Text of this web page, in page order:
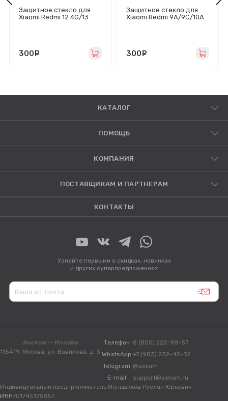
Защитное стекло для
Xiaomi Redmi 12 4G/13
300
Защитное стекло для
Xiaomi Redmi 9A/9C/10A
300
КАТАЛОГ
ПОМОЩЬ
КОМПАНИЯ
ПОСТАВЩИКАМ И ПАРТНЕРАМ
КОНТАКТЫ
Узнайте первыми о скидках, новинках
и других суперпредложениях
Аксеум — Москва
115419, Москва, ул. Вавилова, д. 3
Телефон 8 (800) 222-98-57
WhatsApp +7 (983) 232-42-32
Telegram @axeum
E-mail
support@axeum.ru
Индивидуальный предприниматель Меньшиков Руслан Юрьевич
ИНН701745175857